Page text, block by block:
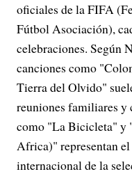
oficiales de la FIFA
Fútbol Asociación),
celebraciones. Según
canciones como
Tierra del Olvido"
reuniones familiares y
como "La Bicicleta" y
Africa)" representan
internacional de la